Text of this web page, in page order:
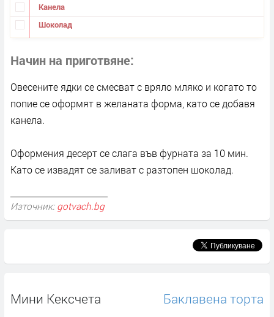
Канела
Шоколад
Начин на приготвяне
Овесените ядки се смесват с вряло мляко и когато то
попие се оформят в желаната форма, като се добавя
канела.
Оформения десерт се слага във фурната за 10 мин.
Като се извадят се заливат с разтопен шоколад.
Източник: gotvach.bg
Мини Кексчета Баклавена торта